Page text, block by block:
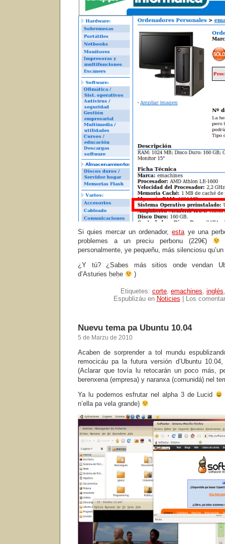
Si quies mercar un ordenador,esta ye una
problemes a un preciu perbonu (229€)
personalmente, ye pequeñu, más silenciosu
¿Y tú? ¿Sabes más sitios onde vendan
d’Asturies ḥeḥe
)
Etiquetes: corte emachines inglés
Espublizáu en Noticies Los
Nuevu tema pa Ubuntu 10.04
5 de Marzu de 2010
Acaben de sorprender a tol mundu
remocicáu pa la futura versión d’Ubuntu
(Aclarar que tovía lu retocarán un poco más,
berenxena (empresa) y naranxa (comunidá) nel
Ya lu podemos esfrutar nel alpha 3 de Lucid
n’ella pa vela grande)